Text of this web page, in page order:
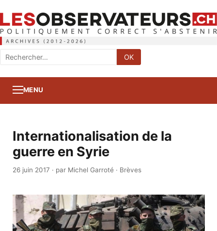
Rechercher
:
OK
MENU
Internationalisation de la
guerre en Syrie
26 juin 2017 · par Michel Garroté · Brèves